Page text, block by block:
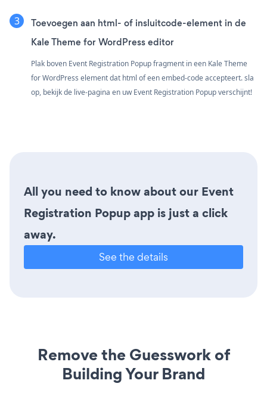
Toevoegen aan html- of insluitcode-element in de
Kale Theme for WordPress editor
Plak boven Event Registration Popup fragment in een Kale Theme
for WordPress element dat html of een embed-code accepteert. sla
op, bekijk de live-pagina en uw Event Registration Popup verschijnt!
All you need to know about our Event
Registration Popup app is just a click
away.
See the details
Remove the Guesswork of
Building Your Brand